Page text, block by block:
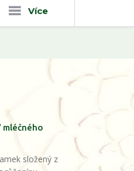
Více
mléčného
složený z